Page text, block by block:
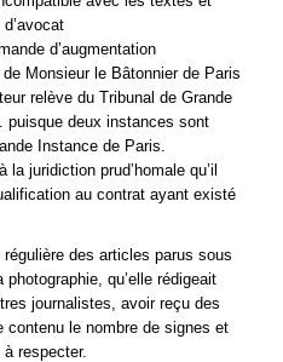
d’augmentation
Monsieur le Bâtonnier de Paris
relève du Tribunal de Grande
puisque deux instances sont
Instance de Paris.
juridiction prud’homale qu’il
au contrat ayant existé
des articles parus sous
qu’elle rédigeait
journalistes, avoir reçu des
le nombre de signes et
respecter.